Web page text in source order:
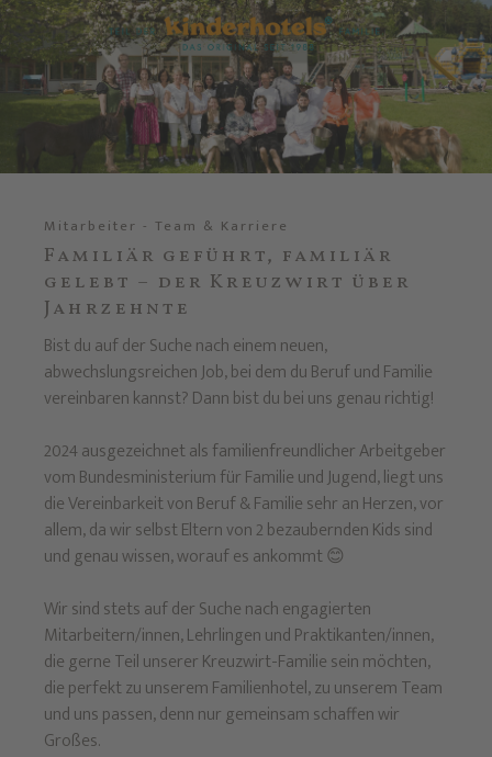
Mitarbeiter - Team & Karriere
Familiär geführt, familiär
gelebt – der Kreuzwirt über
Jahrzehnte
Bist du auf der Suche nach einem neuen,
abwechslungsreichen Job, bei dem du Beruf und Familie
vereinbaren kannst? Dann bist du bei uns genau richtig!
2024 ausgezeichnet als familienfreundlicher Arbeitgeber
vom Bundesministerium für Familie und Jugend, liegt uns
die Vereinbarkeit von Beruf & Familie sehr an Herzen, vor
allem, da wir selbst Eltern von 2 bezaubernden Kids sind
und genau wissen, worauf es ankommt 😊
Wir sind stets auf der Suche nach engagierten
Mitarbeitern/innen, Lehrlingen und Praktikanten/innen,
die gerne Teil unserer Kreuzwirt-Familie sein möchten,
die perfekt zu unserem Familienhotel, zu unserem Team
und uns passen, denn nur gemeinsam schaffen wir
Großes.